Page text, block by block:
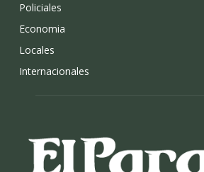
Policiales
Economia
Locales
Internacionales